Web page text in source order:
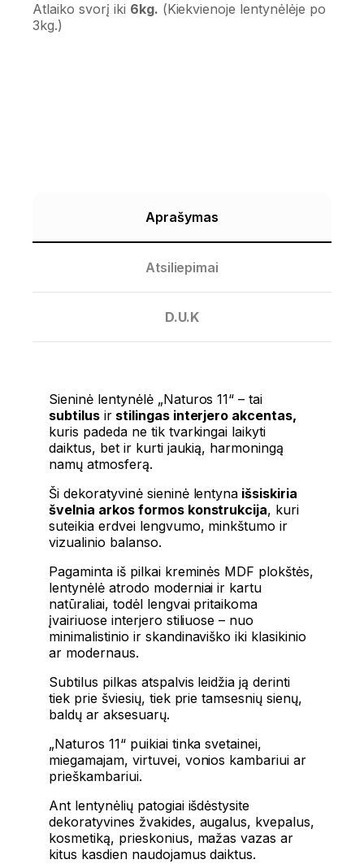
Atlaiko svorį iki 6kg. (Kiekvienoje lentynėlėje po
3kg.)
Aprašymas
Atsiliepimai
D.U.K
Sieninė lentynėlė „Naturos 11“ – tai
subtilusirstilingas interjero akcentas,
kuris padeda ne tik tvarkingai laikyti
daiktus, bet ir kurti jaukią, harmoningą
namų atmosferą.
Ši dekoratyvinė sieninė lentyna išsiskiria
švelnia arkos formos konstrukcija, kuri
suteikia erdvei lengvumo, minkštumo ir
vizualinio balanso.
Pagaminta iš pilkai kreminės MDF plokštės,
lentynėlė atrodo moderniai ir kartu
natūraliai, todėl lengvai pritaikoma
įvairiuose interjero stiliuose – nuo
minimalistinio ir skandinaviško iki klasikinio
ar modernaus.
Subtilus pilkas atspalvis leidžia ją derinti
tiek prie šviesių, tiek prie tamsesnių sienų,
baldų ar aksesuarų.
„Naturos 11“ puikiai tinka svetainei,
miegamajam, virtuvei, vonios kambariui ar
prieškambariui.
Ant lentynėlių patogiai išdėstysite
dekoratyvines žvakides, augalus, kvepalus,
kosmetiką, prieskonius, mažas vazas ar
kitus kasdien naudojamus daiktus.